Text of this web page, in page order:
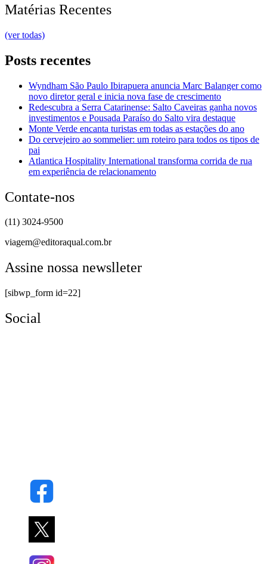
Matérias Recentes
(ver todas)
Posts recentes
Wyndham São Paulo Ibirapuera anuncia Marc Balanger como
novo diretor geral e inicia nova fase de crescimento
Redescubra a Serra Catarinense: Salto Caveiras ganha novos
investimentos e Pousada Paraíso do Salto vira destaque
Monte Verde encanta turistas em todas as estações do ano
Do cervejeiro ao sommelier: um roteiro para todos os tipos de
pai
Atlantica Hospitality International transforma corrida de rua
em experiência de relacionamento
Contate-nos
(11) 3024-9500
viagem@editoraqual.com.br
Assine nossa newslleter
[sibwp_form id=22]
Social